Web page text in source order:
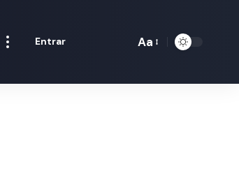
Entrar Aa